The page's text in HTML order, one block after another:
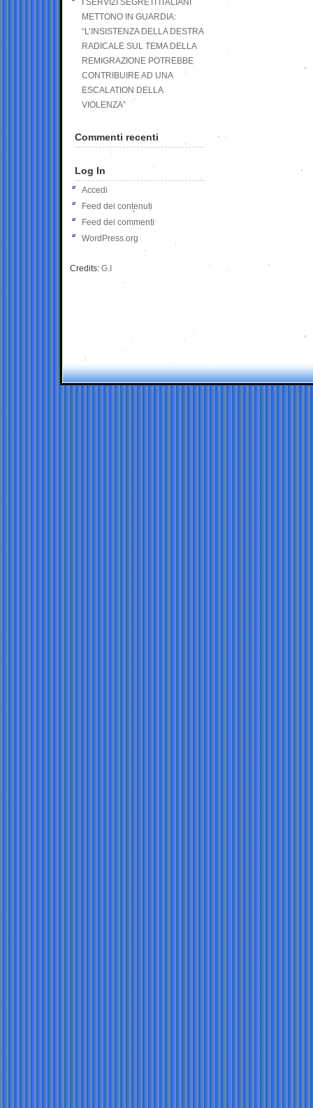
I SERVIZI SEGRETI ITALIANI
METTONO IN GUARDIA:
“L’INSISTENZA DELLA DESTRA
RADICALE SUL TEMA DELLA
REMIGRAZIONE POTREBBE
CONTRIBUIRE AD UNA
ESCALATION DELLA
VIOLENZA”
Commenti recenti
Log In
Accedi
Feed dei contenuti
Feed dei commenti
WordPress.org
Credits: G.I